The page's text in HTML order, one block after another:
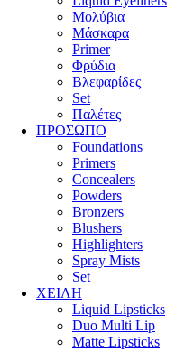
Μολύβια
Μάσκαρα
Primer
Φρύδια
Βλεφαρίδες
Set
Παλέτες
ΠΡΟΣΩΠΟ
Foundations
Primers
Concealers
Powders
Bronzers
Blushers
Highlighters
Spray Mists
Set
ΧΕΙΛΗ
Liquid Lipsticks
Duo Multi Lip
Matte Lipsticks